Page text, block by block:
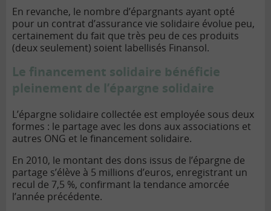
En revanche, le nombre d’épargnants ayant opté
pour un contrat d’assurance vie solidaire évolue peu,
certainement du fait que très peu de ces produits
(deux seulement) soient labellisés Finansol.
Le financement solidaire bénéficie
pleinement de l’épargne solidaire
L’épargne solidaire collectée est employée sous deux
formes : le partage avec les dons aux associations et
autres ONG et le financement solidaire.
En 2010, le montant des dons issus de l’épargne de
partage s’élève à 5 millions d’euros, enregistrant un
recul de 7,5 %, confirmant la tendance amorcée
l’année précédente.